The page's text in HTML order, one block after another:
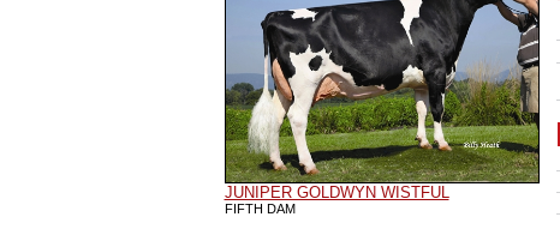
JUNIPER GOLDWYN WISTFUL
FIFTH DAM